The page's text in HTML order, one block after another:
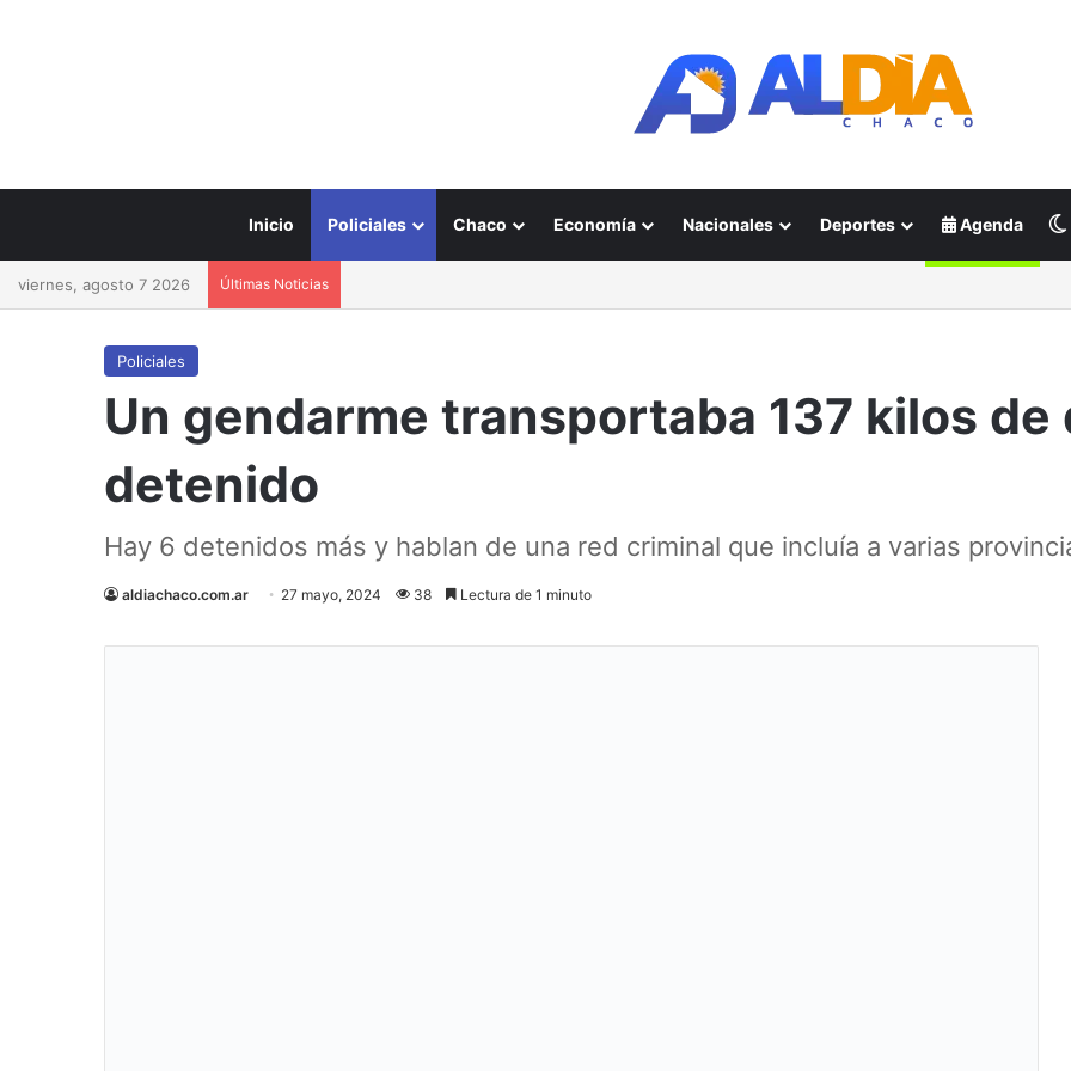
Inicio Policiales Chaco Economía Nacionales Deportes Agenda
viernes, agosto 7 2026 Últimas Noticias
Policiales
Un gendarme transportaba 137 kilos de
detenido
Hay 6 detenidos más y hablan de una red criminal que incluía a varias
aldiachaco.com.ar 27 mayo, 2024 38 Lectura de 1 minuto